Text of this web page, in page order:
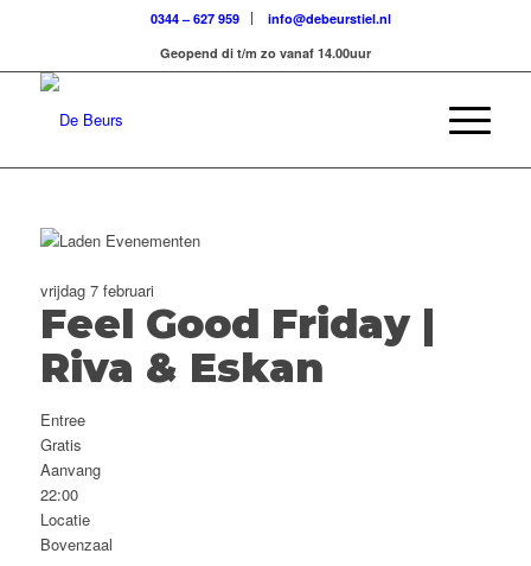
0344 – 627 959
info@debeurstiel.nl
Geopend di t/m zo vanaf 14.00uur
vrijdag 7 februari
Feel Good Friday |
Riva & Eskan
Entree
Gratis
Aanvang
22:00
Locatie
Bovenzaal